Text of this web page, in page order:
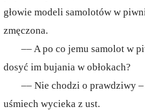
głowie modeli samolotów w
zmęczona.
–– A po co jemu samolot w
dosyć im bujania w obłokach?
–– Nie chodzi o prawdziwy
uśmiech wycieka z ust.